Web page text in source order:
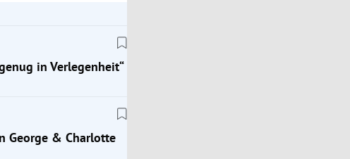
in Verlegenheit“
George & Charlotte